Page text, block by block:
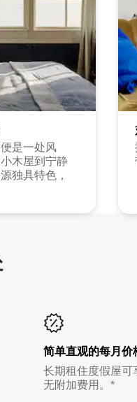
是一处风
木屋到宁静
独具特色，
简单直观的每月价
长期租住度假屋可
无附加费用。*